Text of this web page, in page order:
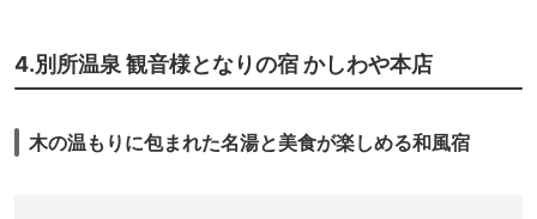
4.別所温泉 観音様となりの宿 かしわや本店
木の温もりに包まれた名湯と美食が楽しめる和風宿